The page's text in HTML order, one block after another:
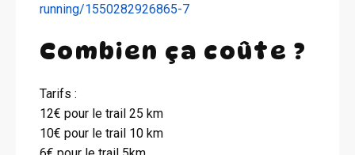
running/1550282926865-7
Combien ça coûte ?
Tarifs :
12€ pour le trail 25 km
10€ pour le trail 10 km